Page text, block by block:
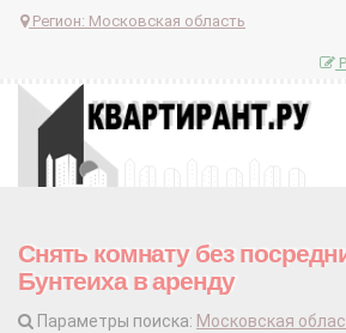
Регион: Московская область
Снять комнату без
Бунтеиха в аренду
Параметры поиска: Московская